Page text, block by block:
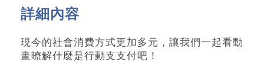
詳細內容
現今的社會消費方式更加多元，讓我們一起看動
畫暸解什麼是行動⽀支付吧！